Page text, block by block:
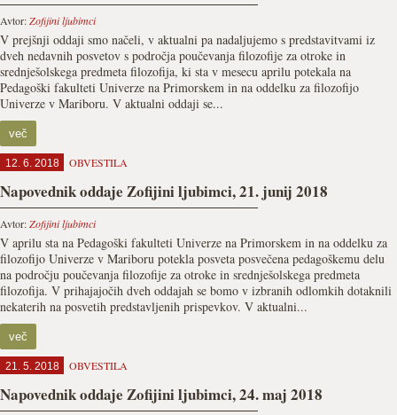
Avtor:Zofijini ljubimci
V prejšnji oddaji smo načeli, v aktualni pa nadaljujemo s predstavitvami iz
dveh nedavnih posvetov s področja poučevanja filozofije za otroke in
srednješolskega predmeta filozofija, ki sta v mesecu aprilu potekala na
Pedagoški fakulteti Univerze na Primorskem in na oddelku za filozofijo
Univerze v Mariboru. V aktualni oddaji se...
več
12. 6. 2018 OBVESTILA
Napovednik oddaje Zofijini ljubimci, 21. junij 2018
Avtor:Zofijini ljubimci
V aprilu sta na Pedagoški fakulteti Univerze na Primorskem in na oddelku za
filozofijo Univerze v Mariboru potekla posveta posvečena pedagoškemu delu
na področju poučevanja filozofije za otroke in srednješolskega predmeta
filozofija. V prihajajočih dveh oddajah se bomo v izbranih odlomkih dotaknili
nekaterih na posvetih predstavljenih prispevkov. V aktualni...
več
21. 5. 2018 OBVESTILA
Napovednik oddaje Zofijini ljubimci, 24. maj 2018